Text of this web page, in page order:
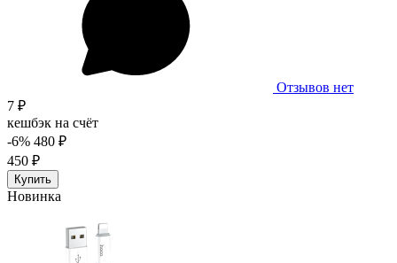
Отзывов нет
7 ₽
кешбэк на счёт
-6% 480 ₽
450 ₽
Купить
Новинка